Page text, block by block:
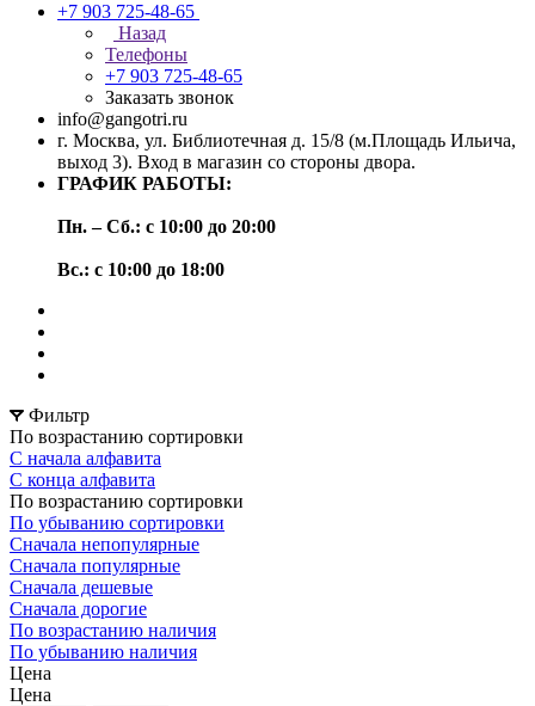
+7 903 725-48-65
Назад
Телефоны
+7 903 725-48-65
Заказать звонок
info@gangotri.ru
г. Москва, ул. Библиотечная д. 15/8 (м.Площадь Ильича,
выход 3). Вход в магазин со стороны двора.
ГРАФИК РАБОТЫ:
Пн. – Сб.: с 10:00 до 20:00
Вс.: с 10:00 до 18:00
Фильтр
По возрастанию сортировки
С начала алфавита
С конца алфавита
По возрастанию сортировки
По убыванию сортировки
Сначала непопулярные
Сначала популярные
Сначала дешевые
Сначала дорогие
По возрастанию наличия
По убыванию наличия
Цена
Цена